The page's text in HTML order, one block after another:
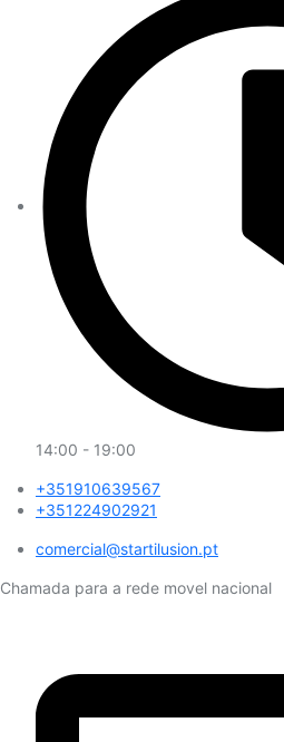
14:00 - 19:00
+351910639567
+351224902921
comercial@startilusion.pt​
Chamada para a rede movel nacional